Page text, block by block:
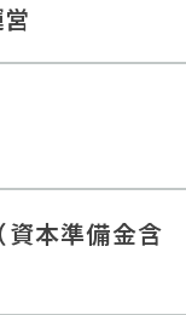
本準備金含